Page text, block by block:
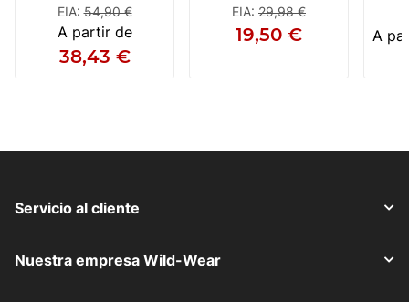
EIA:54,90 €
A partir de
38,43 €
EIA: 29,98 €
19,50 € A
Servicio al cliente
Nuestra empresa Wild-Wear